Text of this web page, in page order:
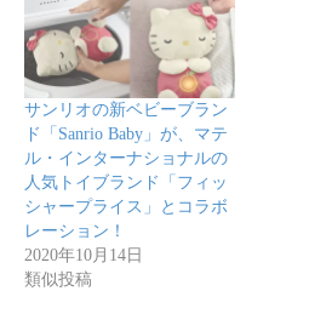
サンリオの新ベビーブラン
ド「Sanrio Baby」が、マテ
ル・インターナショナルの
人気トイブランド「フィッ
シャープライス」とコラボ
レーション！
2020年10月14日
類似投稿